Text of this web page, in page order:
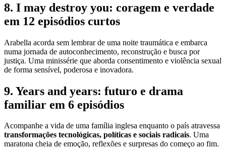
8. I may destroy you: coragem e verdade
em 12 episódios curtos
Arabella acorda sem lembrar de uma noite traumática e embarca
numa jornada de autoconhecimento, reconstrução e busca por
justiça. Uma minissérie que aborda consentimento e violência sexual
de forma sensível, poderosa e inovadora.
9. Years and years: futuro e drama
familiar em 6 episódios
Acompanhe a vida de uma família inglesa enquanto o país atravessa
transformações tecnológicas, políticas e sociais radicais. Uma
maratona cheia de emoção, reflexões e surpresas do começo ao fim.